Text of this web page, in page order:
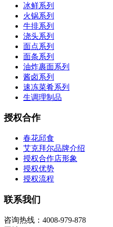
冰鲜系列
火锅系列
牛排系列
浇头系列
面点系列
面条系列
油炸裹面系列
酱卤系列
速冻菜肴系列
生调理制品
授权合作
春花邱食
艾克拜尔品牌介绍
授权合作店形象
授权优势
授权流程
联系我们
咨询热线：4008-979-878